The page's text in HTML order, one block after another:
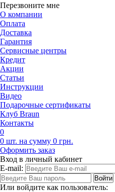
Перезвоните мне
О компании
Оплата
Доставка
Гарантия
Сервисные центры
Кредит
Акции
Статьи
Инструкции
Видео
Подарочные сертификаты
Клуб Braun
Контакты
0
0 шт. на сумму 0 грн.
Оформить заказ
Вход в личный кабинет
E-mail:
Или войдите как пользователь: